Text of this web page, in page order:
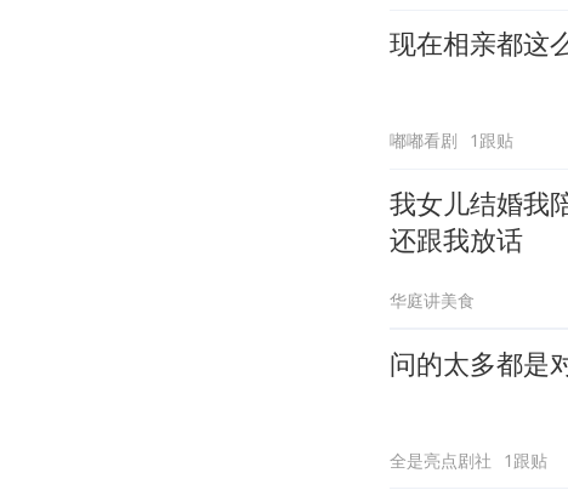
现在相亲都这
嘟嘟看剧 1跟贴
我女儿结婚我
还跟我放话
华庭讲美食
问的太多都是
全是亮点剧社 1跟贴